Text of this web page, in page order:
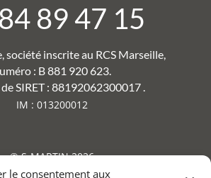
le consentement aux
89 47 15
société inscrite au RCS Marseille,
: B 881 920 623.
SIRET : 88192062300017 .
IM : 013200012
© S-MARTIN 2026